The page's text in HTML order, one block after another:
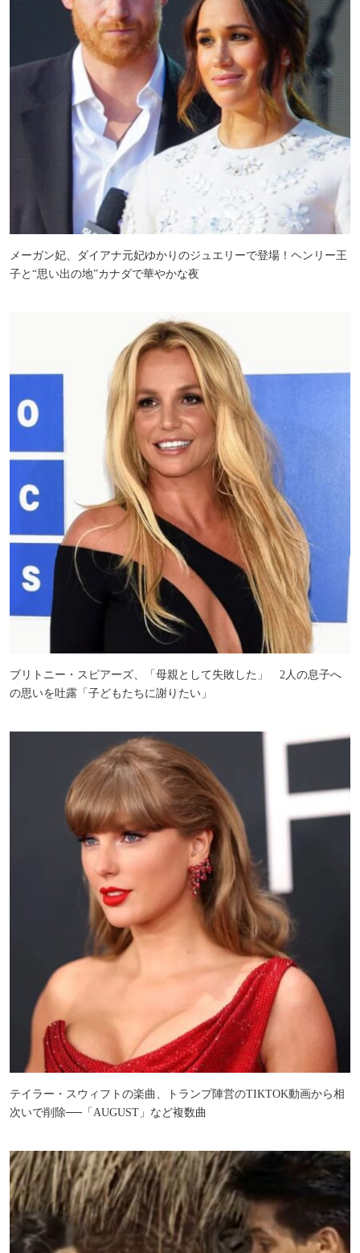
メーガン妃、ダイアナ元妃ゆかりのジュエリーで登場！ヘンリー王
子と“思い出の地”カナダで華やかな夜
ブリトニー・スピアーズ、「母親として失敗した」 2人の息子へ
の思いを吐露「子どもたちに謝りたい」
テイラー・スウィフトの楽曲、トランプ陣営のTIKTOK動画から相
次いで削除──「AUGUST」など複数曲